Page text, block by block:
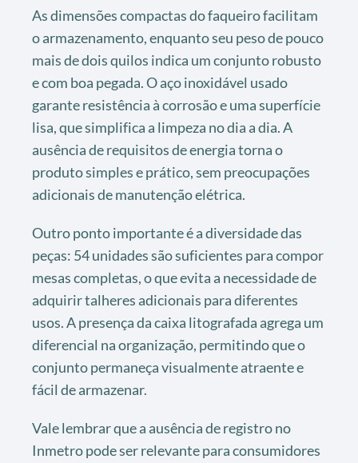
As dimensões compactas do faqueiro facilitam
o armazenamento, enquanto seu peso de pouco
mais de dois quilos indica um conjunto robusto
e com boa pegada. O aço inoxidável usado
garante resistência à corrosão e uma superfície
lisa, que simplifica a limpeza no dia a dia. A
ausência de requisitos de energia torna o
produto simples e prático, sem preocupações
adicionais de manutenção elétrica.
Outro ponto importante é a diversidade das
peças: 54 unidades são suficientes para compor
mesas completas, o que evita a necessidade de
adquirir talheres adicionais para diferentes
usos. A presença da caixa litografada agrega um
diferencial na organização, permitindo que o
conjunto permaneça visualmente atraente e
fácil de armazenar.
Vale lembrar que a ausência de registro no
Inmetro pode ser relevante para consumidores